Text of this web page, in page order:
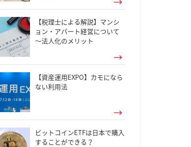
【税理士による解説】マンシ
ョン・アパート経営について
～法人化のメリット
【資産運用EXPO】カモになら
ない利用法
ビットコインETFは日本で購入
することができる？